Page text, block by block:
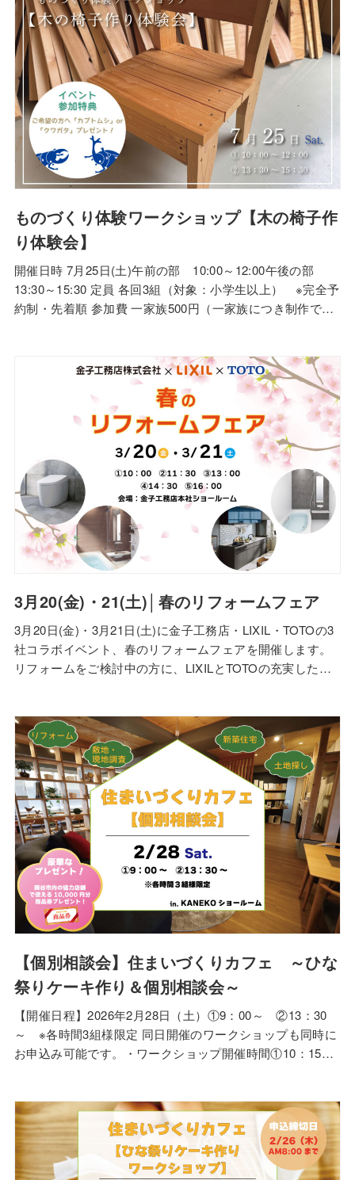
ものづくり体験ワークショップ【木の椅子作
り体験会】
開催日時 7月25日(土)午前の部 10:00～12:00午後の部
13:30～15:30 定員 各回3組（対象：小学生以上） ※完全予
約制・先着順 参加費 一家族500円（一家族につき制作でき
つき、定員に達成いたしました。※ご予約は…
3月20(金)・21(土)│春のリフォームフェア
3月20日(金)・3月21日(土)に金子工務店・LIXIL・TOTOの3
社コラボイベント、春のリフォームフェアを開催します。
リフォームをご検討中の方に、LIXILとTOTOの充実した商
「家が暑い/寒い…」「そろそろ水回りの設備に不安がでて
きた」「耐震性が気…
【個別相談会】住まいづくりカフェ ～ひな
祭りケーキ作り＆個別相談会～
【開催日程】2026年2月28日（土）①9：00～ ②13：30
～ ※各時間3組様限定 同日開催のワークショップも同時に
お申込み可能です。・ワークショップ開催時間①10：15
ョップにご参加いただく形になります。 （ご注意）同時申
込みの際に、ワークシ…